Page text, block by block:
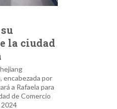
la ciudad
por
a Rafaela para
de Comercio
2024